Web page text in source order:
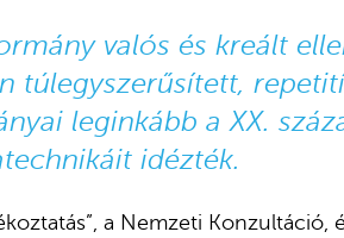
valós és kreált
túlegyszerűsített,
leginkább a XX.
idézték.
a Nemzeti Konzultáció,